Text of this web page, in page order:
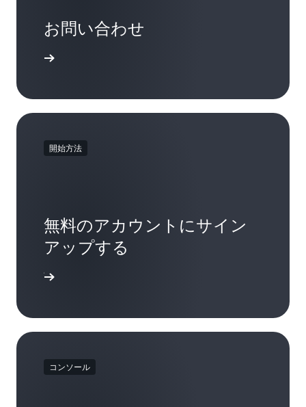
お問い合わせ
開始方法
無料のアカウントにサイン
アップする
コンソール